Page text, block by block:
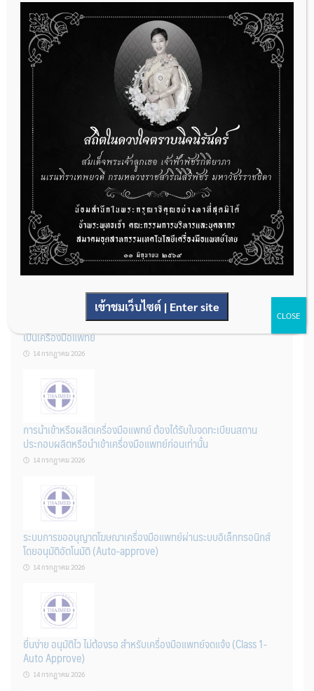
ผู้ประกอบการผลิต และ นักวิจัย ที่ต้องการขึ้นทะเบียนเครื่องมือแพทย์
ต้องทำอย่างไรบ้าง
22 กรกฎาคม 2026
กองควบคุมเครื่องมือแพทย์ เปิดรับฟังความคิดเห็นหลักการยกร่าง
กฎหมาย จำนวน 3 ฉบับ ผ่านระบบกลางทางกฎหมาย
22 กรกฎาคม 2026
การโฆษณาเครื่องมือแพทย์แบบใดที่ได้รับการยกเว้นไม่ต้องขออนุญาต
14 กรกฎาคม 2026
รู้หรือไม่? ผลิตภัณฑ์ชุดตรวจสําหรับตรวจสอบการปนเปื้อนแบบใดจัด
เป็นเครื่องมือแพทย์
14 กรกฎาคม 2026
การนำเข้าหรือผลิตเครื่องมือแพทย์ ต้องได้รับใบจดทะเบียนสถาน
ประกอบผลิตหรือนำเข้าเครื่องมือแพทย์ก่อนเท่านั้น
14 กรกฎาคม 2026
ระบบการขออนุญาตโฆษณาเครื่องมือแพทย์ผ่านระบบอิเล็กทรอนิกส์
โดยอนุมัติอัตโนมัติ (Auto-approve)
14 กรกฎาคม 2026
ยื่นง่าย อนุมัติไว ไม่ต้องรอ สำหรับเครื่องมือแพทย์จดแจ้ง (Class 1-
Auto Approve)
14 กรกฎาคม 2026
เข้าชมเว็บไซต์ | Enter site
CLOSE